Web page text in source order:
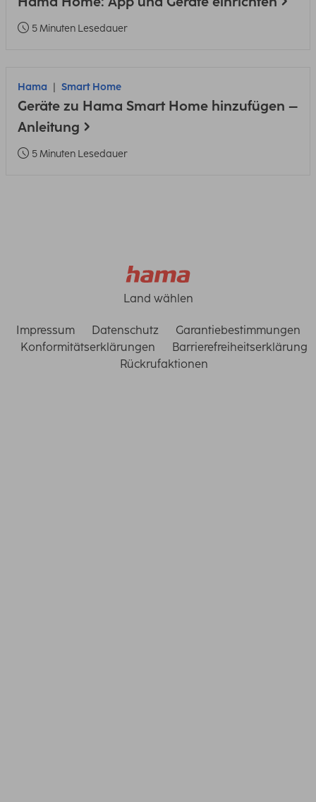
5 Minuten Lesedauer
Hama Smart Home
Geräte zu Hama Smart Home hinzufügen –
Anleitung
5 Minuten Lesedauer
Land wählen
Impressum Datenschutz
Garantiebestimmungen
Konformitätserklärungen
Barrierefreiheitserklärung
Rückrufaktionen